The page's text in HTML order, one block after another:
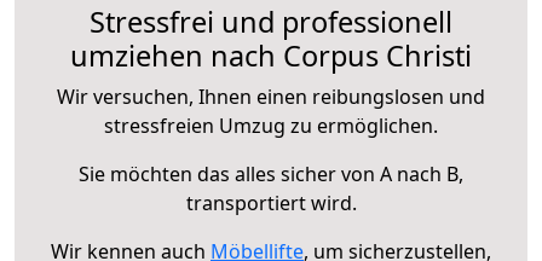
Stressfrei und professionell
umziehen nach Corpus Christi
Wir versuchen, Ihnen einen reibungslosen und
stressfreien Umzug zu ermöglichen.
Sie möchten das alles sicher von A nach B,
transportiert wird.
Wir kennen auch Möbellifte, um sicherzustellen,